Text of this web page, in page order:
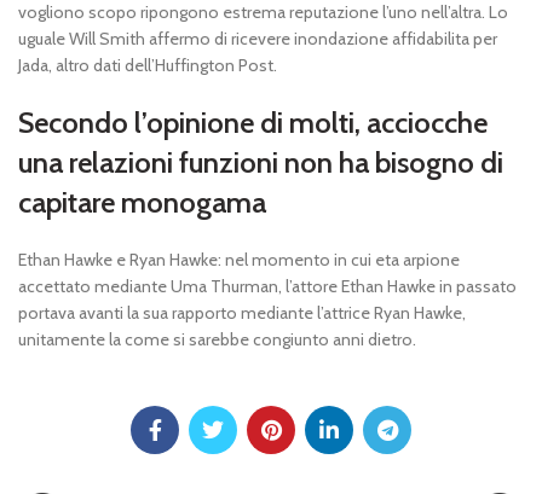
vogliono scopo ripongono estrema reputazione l’uno nell’altra. Lo
uguale Will Smith affermo di ricevere inondazione affidabilita per
Jada, altro dati dell’Huffington Post.
Secondo l’opinione di molti, acciocche
una relazioni funzioni non ha bisogno di
capitare monogama
Ethan Hawke e Ryan Hawke: nel momento in cui eta arpione
accettato mediante Uma Thurman, l’attore Ethan Hawke in passato
portava avanti la sua rapporto mediante l’attrice Ryan Hawke,
unitamente la come si sarebbe congiunto anni dietro.